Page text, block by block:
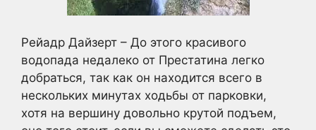
Рейадр Дайзерт – До этого красивого
водопада недалеко от Престатина легко
добраться, так как он находится всего в
нескольких минутах ходьбы от парковки,
хотя на вершину довольно крутой подъем,